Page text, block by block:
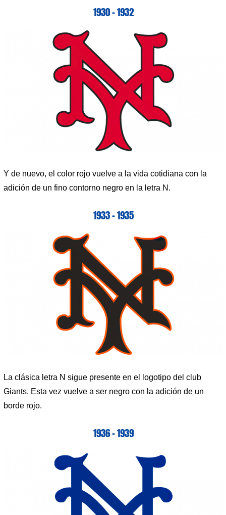
1930 – 1932
Y de nuevo, el color rojo vuelve a la vida cotidiana con la
adición de un fino contorno negro en la letra N.
1933 – 1935
La clásica letra N sigue presente en el logotipo del club
Giants. Esta vez vuelve a ser negro con la adición de un
borde rojo.
1936 – 1939